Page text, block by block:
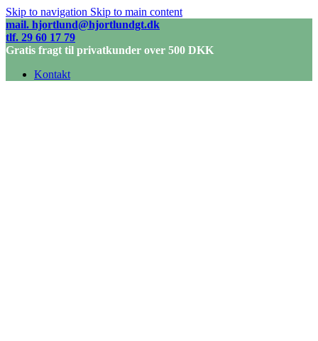
Skip to navigation Skip to main content
mail. hjortlund@hjortlundgt.dk
tlf. 29 60 17 79
Gratis fragt til privatkunder over 500 DKK
Kontakt